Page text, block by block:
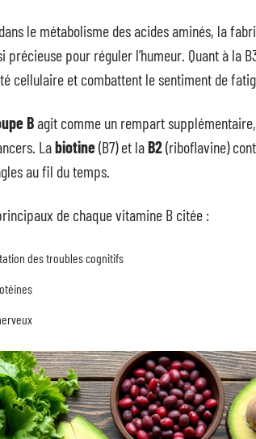
le métabolisme des acides aminés, la
pour réguler l’humeur. Quant à la
cellulaire et combattent le sentiment de
Bagit comme un rempart
Labiotine(B7) et laB2(riboflavine)
au fil du temps.
de chaque vitamine B citée :
des troubles cognitifs